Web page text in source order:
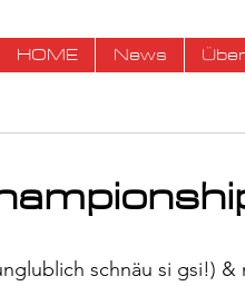
HOME News
schnäu si gsi!) &